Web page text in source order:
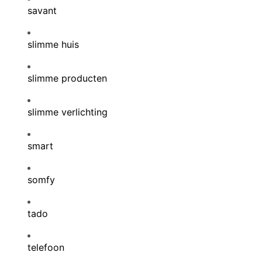
savant
slimme huis
slimme producten
slimme verlichting
smart
somfy
tado
telefoon